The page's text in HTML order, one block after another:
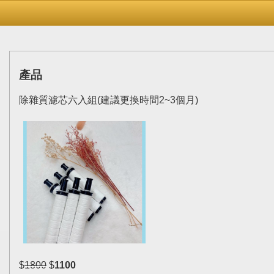
產品
除雜質濾芯六入組(建議更換時間2~3個月)
$1800 $1100